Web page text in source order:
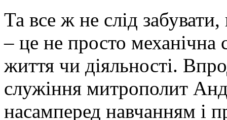
Та все ж не слід
– це не просто механічна
життя чи діяльності.
служіння митрополит
насамперед навчанням і